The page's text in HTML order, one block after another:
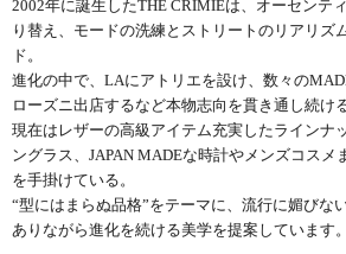
2002年に誕生したTHE CRIMIEは、オーセンテ
り替え、モードの洗練とストリートのリアリズ
ド。
進化の中で、LAにアトリエを設け、数々の
ローズニ出店するなど本物志向を貫き通し続ける
現在はレザーの高級アイテム充実したラインナ
ングラス、JAPAN MADEな時計やメンズコスメ
を手掛けている。
“型にはまらぬ品格”をテーマに、流行に媚びな
ありながら進化を続ける美学を提案しています。